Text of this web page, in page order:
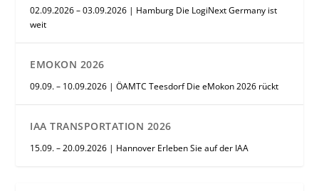
02.09.2026 – 03.09.2026 | Hamburg Die LogiNext Germany ist
weit
EMOKON 2026
09.09. – 10.09.2026 | ÖAMTC Teesdorf Die eMokon 2026 rückt
IAA TRANSPORTATION 2026
15.09. – 20.09.2026 | Hannover Erleben Sie auf der IAA